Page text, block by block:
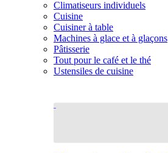
Climatiseurs individuels
Cuisine
Cuisiner à table
Machines à glace et à glaçons
Pâtisserie
Tout pour le café et le thé
Ustensiles de cuisine